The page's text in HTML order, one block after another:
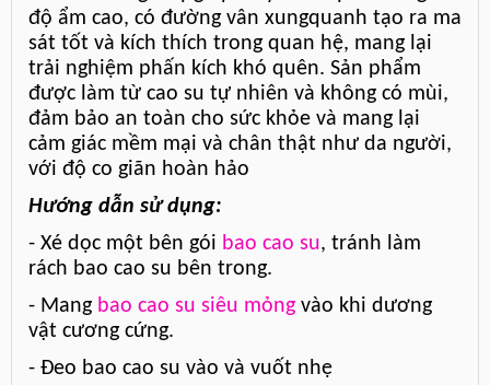
độ ẩm cao, có đường vân xungquanh tạo ra ma
sát tốt và kích thích trong quan hệ, mang lại
trải nghiệm phấn kích khó quên. Sản phẩm
được làm từ cao su tự nhiên và không có mùi,
đảm bảo an toàn cho sức khỏe và mang lại
cảm giác mềm mại và chân thật như da người,
với độ co giãn hoàn hảo
Hướng dẫn sử dụng:
- Xé dọc một bên gói bao cao su, tránh làm
rách bao cao su bên trong.
- Mang bao cao su siêu mỏng vào khi dương
vật cương cứng.
- Đeo bao cao su vào và vuốt nhẹ